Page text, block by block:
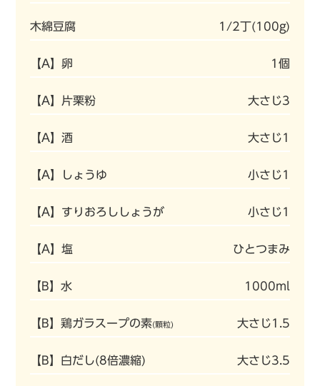
木綿豆腐 1/2丁(100g)
【A】卵 1個
【A】片栗粉 大さじ3
【A】酒 大さじ1
【A】しょうゆ 小さじ1
【A】すりおろししょうが 小さじ1
【A】塩 ひとつまみ
【B】水 1000ml
【B】鶏ガラスープの素(顆粒) 大さじ1.5
【B】白だし(8倍濃縮) 大さじ3.5